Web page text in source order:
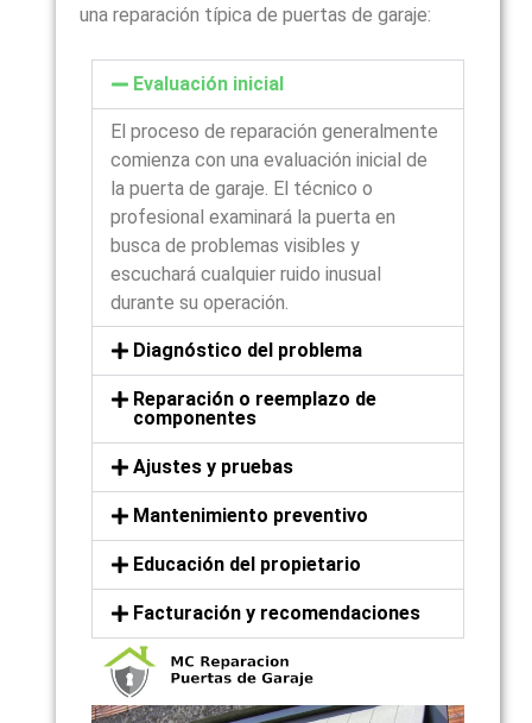
una reparación típica de puertas de garaje:
Evaluación inicial
El proceso de reparación generalmente
comienza con una evaluación inicial de
la puerta de garaje. El técnico o
profesional examinará la puerta en
busca de problemas visibles y
escuchará cualquier ruido inusual
durante su operación.
Diagnóstico del problema
Reparación o reemplazo de
componentes
Ajustes y pruebas
Mantenimiento preventivo
Educación del propietario
Facturación y recomendaciones